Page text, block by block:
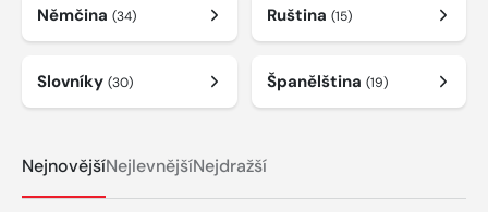
Němčina (34) Ruština (15)
Slovníky (30) Španělština (19)
NejnovějšíNejlevnějšíNejdražší